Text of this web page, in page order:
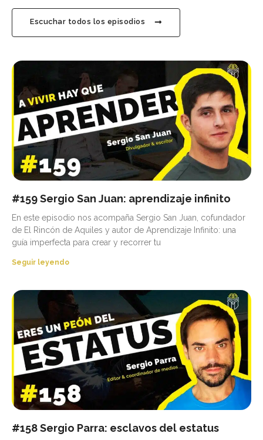
Escuchar todos los episodios
#159 Sergio San Juan: aprendizaje infinito
En este episodio nos acompaña Sergio San Juan, cofundador
de El Rincón de Aquiles y autor de Aprendizaje Infinito: una
guía imperfecta para crear y recorrer tu
Seguir leyendo
#158 Sergio Parra: esclavos del estatus